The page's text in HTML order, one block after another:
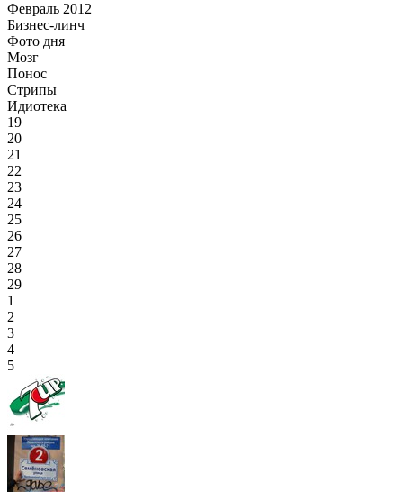
Февраль 2012
Бизнес-линч
Фото дня
Мозг
Понос
Стрипы
Идиотека
19
20
21
22
23
24
25
26
27
28
29
1
2
3
4
5